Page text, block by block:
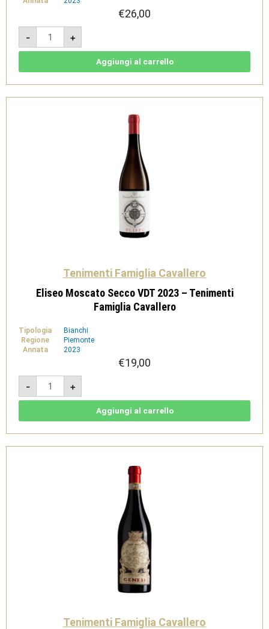
€26,00
-
Ciclico
Derthona
Timorasso
DOCG
Famiglia
quantità
+
Aggiungi al carrello
Tenimenti Famiglia Cavallero
Eliseo Moscato Secco VDT 2023 – Tenimenti
Famiglia Cavallero
Tipologia
Bianchi
Regione
Piemonte
Annata
2023
€19,00
-
Eliseo
Moscato
Secco
VDT
Famiglia
quantità
+
Aggiungi al carrello
Tenimenti Famiglia Cavallero